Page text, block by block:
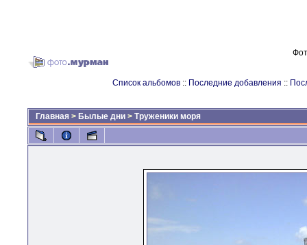
Список альбомов :: Последние добавления ::
Главная > Былые дни > Труженики моря